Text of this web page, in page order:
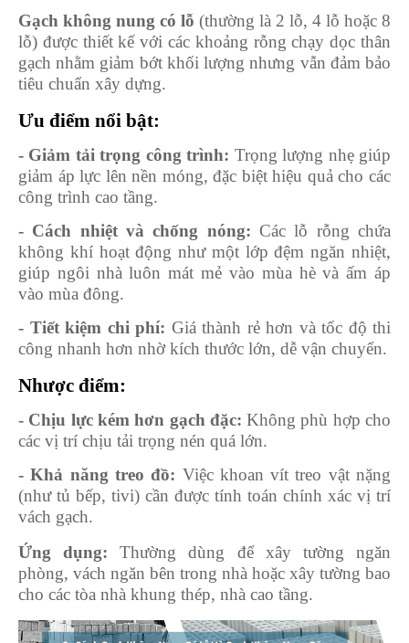
Gạch không nung có lỗ (thường là 2 lỗ, 4 lỗ hoặc 8
lỗ) được thiết kế với các khoảng rỗng chạy dọc thân
gạch nhằm giảm bớt khối lượng nhưng vẫn đảm bảo
tiêu chuẩn xây dựng.
Ưu điểm nổi bật:
- Giảm tải trọng công trình: Trọng lượng nhẹ giúp
giảm áp lực lên nền móng, đặc biệt hiệu quả cho các
công trình cao tầng.
- Cách nhiệt và chống nóng: Các lỗ rỗng chứa
không khí hoạt động như một lớp đệm ngăn nhiệt,
giúp ngôi nhà luôn mát mẻ vào mùa hè và ấm áp
vào mùa đông.
- Tiết kiệm chi phí: Giá thành rẻ hơn và tốc độ thi
công nhanh hơn nhờ kích thước lớn, dễ vận chuyển.
Nhược điểm:
- Chịu lực kém hơn gạch đặc: Không phù hợp cho
các vị trí chịu tải trọng nén quá lớn.
- Khả năng treo đồ: Việc khoan vít treo vật nặng
(như tủ bếp, tivi) cần được tính toán chính xác vị trí
vách gạch.
Ứng dụng: Thường dùng để xây tường ngăn
phòng, vách ngăn bên trong nhà hoặc xây tường bao
cho các tòa nhà khung thép, nhà cao tầng.